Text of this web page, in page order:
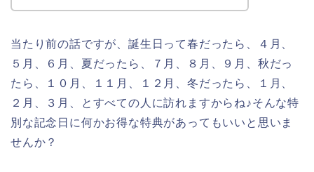
当たり前の話ですが、誕生日って春だったら、４月、
５月、６月、夏だったら、７月、８月、９月、秋だっ
たら、１０月、１１月、１２月、冬だったら、１月、
２月、３月、とすべての人に訪れますからね♪そんな特
別な記念日に何かお得な特典があってもいいと思いま
せんか？